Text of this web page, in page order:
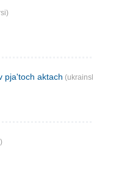
pja'toch aktach (ukrainsk)